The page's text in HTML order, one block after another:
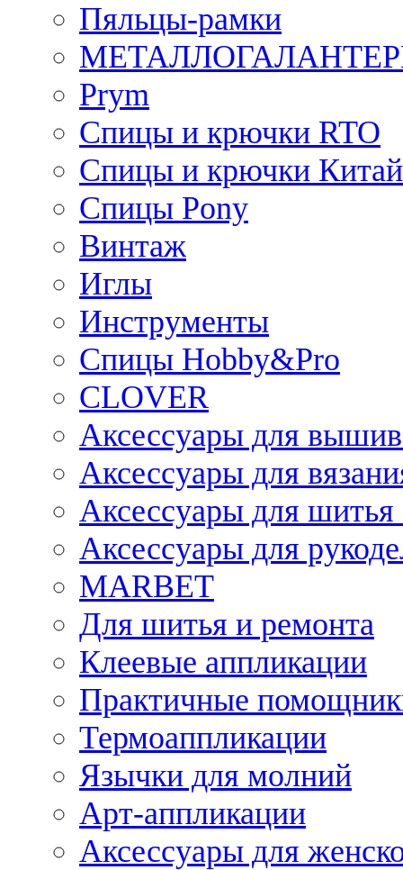
Пяльцы-рамки
Prym
Спицы и крючки RTO
Спицы и крючки Китай
Спицы Pony
Винтаж
Иглы
Инструменты
Спицы Hobby&Pro
CLOVER
Аксессуары для
Аксессуары для
Аксессуары для
Аксессуары для
MARBET
Для шитья и ремонта
Клеевые аппликации
Практичные
Термоаппликации
Язычки для молний
Арт-аппликации
Аксессуары для